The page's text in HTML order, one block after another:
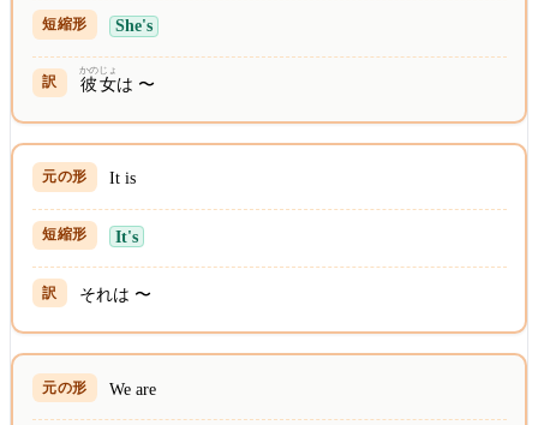
She's
彼女
かのじょ
は 〜
It is
It's
それは 〜
We are